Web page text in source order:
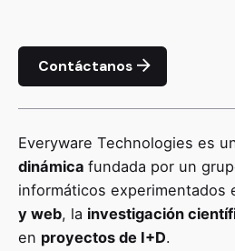
Contáctanos
Everyware Technologies es
dinámica fundada por un
informáticos experimentados
y web, la investigación
en proyectos de I+D.